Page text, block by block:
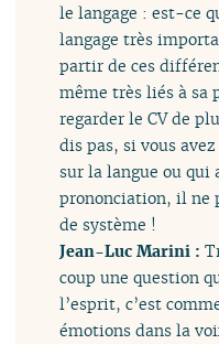
le langage : est-ce
langage très
partir de ces
même très liés à sa
regarder le CV de
dis pas, si vous
sur la langue ou
prononciation, il ne
de système !
Jean-Luc Marini :
coup une question
l’esprit, c’est
émotions dans la